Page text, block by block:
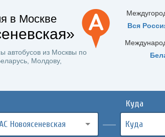
в Москве
автобусов из Москвы по
Молдову,
Вся
Новоясеневская
Куда